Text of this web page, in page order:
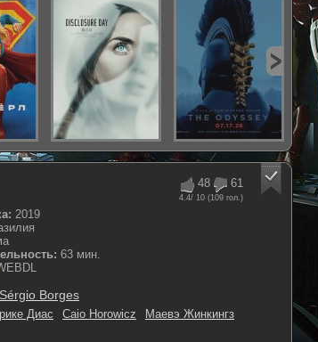
48 61
4.4/ 10 (109 гол.)
2019
63 мин.
Sérgio Borges
Диас Caio Horowicz Маевэ Жинкингз